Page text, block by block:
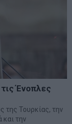
Ένοπλες
της Τουρκίας, την
και την